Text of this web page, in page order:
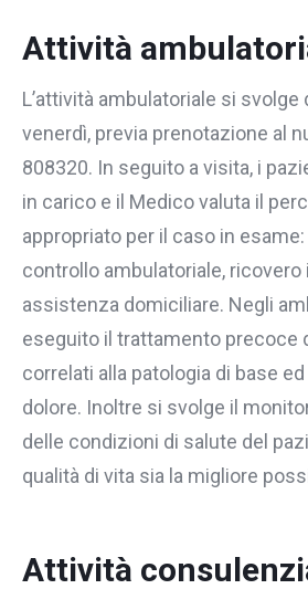
Attività
L’attività ambulatoriale si svolge
venerdì, previa prenotazione al
808320. In seguito a visita, i
in carico e il Medico valuta il
appropriato per il caso in
controllo ambulatoriale, ricovero
assistenza domiciliare. Negli
eseguito il trattamento precoce
correlati alla patologia di base
dolore. Inoltre si svolge il
delle condizioni di salute del
qualità di vita sia la migliore
Attività